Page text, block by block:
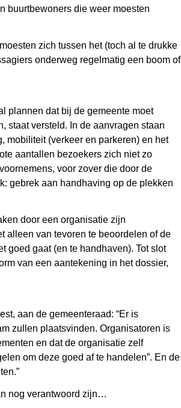
buurtbewoners die weer moesten
zich tussen het (toch al te drukke
onderweg regelmatig een boom of
plannen dat bij de gemeente moet
staat versteld. In de aanvragen staan
mobiliteit (verkeer en parkeren) en het
aantallen bezoekers zich niet zo
voor zover die door de
gebrek aan handhaving op de plekken
door een organisatie zijn
alleen van tevoren te beoordelen of de
goed gaat (en te handhaven). Tot slot
van een aantekening in het dossier,
aan de gemeenteraad: “Er is
zullen plaatsvinden. Organisatoren is
en dat de organisatie zelf
om deze goed af te handelen”. En de
nog verantwoord zijn…